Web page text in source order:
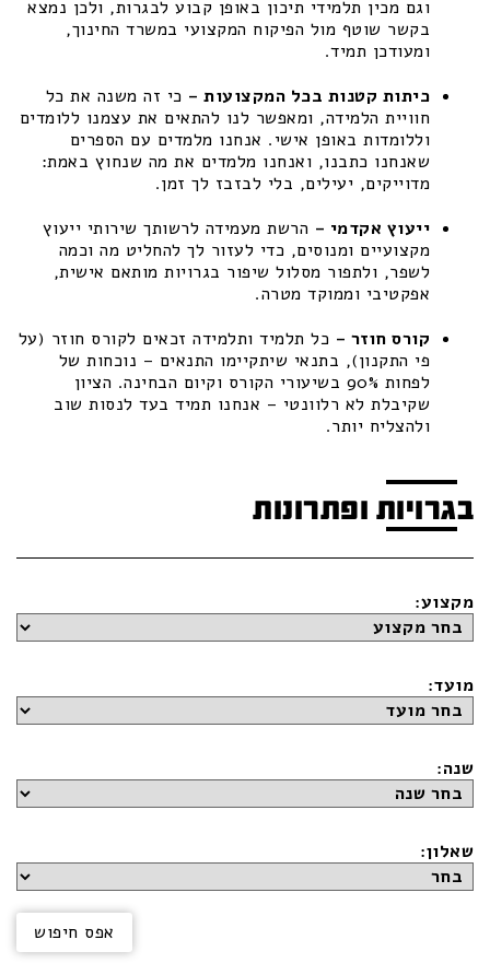
וגם מכין תלמידי תיכון באופן קבוע לבגרות, ולכן נמצא
בקשר שוטף מול הפיקוח המקצועי במשרד החינוך,
ומעודכן תמיד.
כיתות קטנות בכל המקצועות – כי זה משנה את כל
חוויית הלמידה, ומאפשר לנו להתאים את עצמנו ללומדים
וללומדות באופן אישי. אנחנו מלמדים עם הספרים
שאנחנו כתבנו, ואנחנו מלמדים את מה שנחוץ באמת:
מדוייקים, יעילים, בלי לבזבז לך זמן.
ייעוץ אקדמי – הרשת מעמידה לרשותך שירותי ייעוץ
מקצועיים ומנוסים, כדי לעזור לך להחליט מה וכמה
לשפר, ולתפור מסלול שיפור בגרויות מותאם אישית,
אפקטיבי וממוקד מטרה.
קורס חוזר – כל תלמיד ותלמידה זכאים לקורס חוזר (על
פי התקנון), בתנאי שיתקיימו התנאים – נוכחות של
לפחות 90% בשיעורי הקורס וקיום הבחינה. הציון
שקיבלת לא רלוונטי – אנחנו תמיד בעד לנסות שוב
ולהצליח יותר.
בגרויות ופתרונות
מקצוע:
מועד:
שנה:
שאלון: